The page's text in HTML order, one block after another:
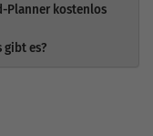
Planner kostenlos
gibt es?